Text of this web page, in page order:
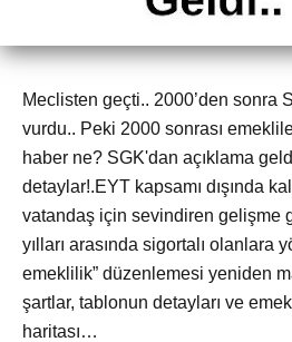
Meclisten geçti.. 2000’den sonra
vurdu.. Peki 2000 sonrası
haber ne? SGK'dan açıklama
detaylar!.EYT kapsamı dışında
vatandaş için sevindiren gelişme
yılları arasında sigortalı olanlara
emeklilik” düzenlemesi yeniden
şartlar, tablonun detayları ve
haritası…